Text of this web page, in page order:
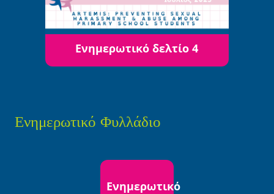
Ενημερωτικό δελτίο 4
Ενημερωτικό Φυλλάδιο
Ενημερωτικό